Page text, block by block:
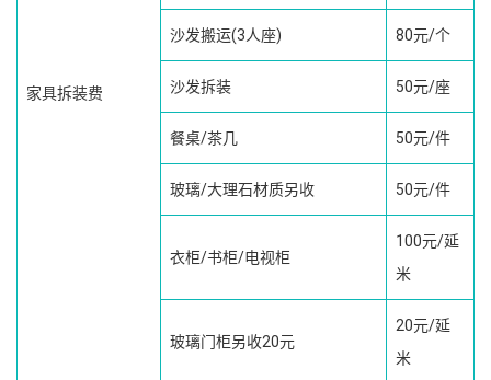
家具拆装费
沙发搬运(3人座) 80元/个
沙发拆装 50元/座
餐桌/茶几 50元/件
玻璃/大理石材质另收 50元/件
衣柜/书柜/电视柜
100元/延
米
玻璃门柜另收20元
20元/延
米